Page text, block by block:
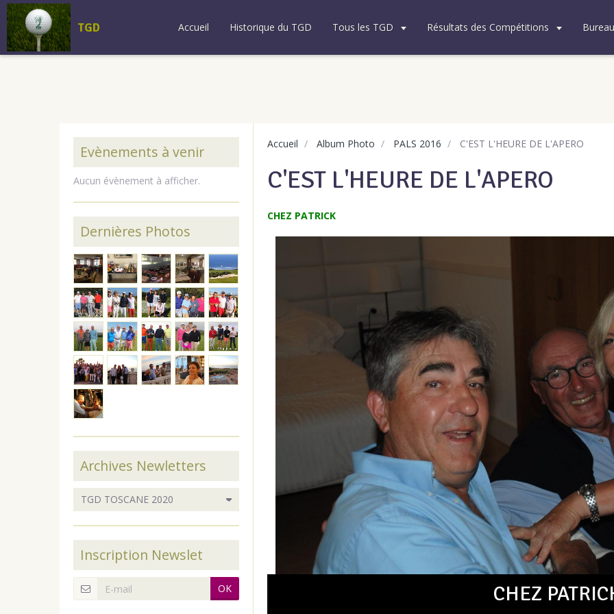
TGD Accueil Historique du TGD Tous les TGD Résultats des Compétitions Bureau
Accueil Album Photo PALS 2016 C'EST L'HEURE DE L'APERO
C'EST L'HEURE DE L'APERO
CHEZ PATRICK
CHEZ
Evènements à venir
Aucun évènement à afficher.
Dernières Photos
Archives Newletters
Inscription Newslet
OK